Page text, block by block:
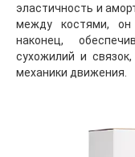
эластичность и
между костями, он
наконец,
сухожилий и
механики движения.